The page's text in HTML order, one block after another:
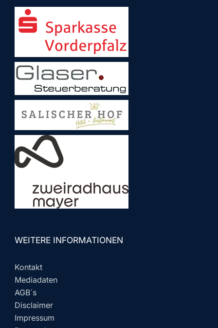
WEITERE INFORMATIONEN
Kontakt
Mediadaten
AGB´s
Disclaimer
Impressum